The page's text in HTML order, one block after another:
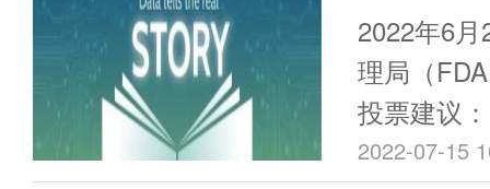
导致疫
赛。我
2022年6
理局（
投票建议
COVID-19
2022-07-15